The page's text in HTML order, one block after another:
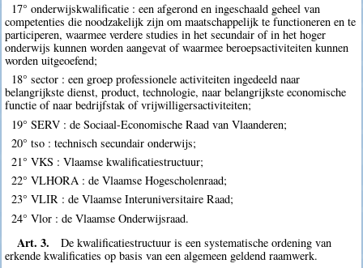
17° onderwijskwalificatie : een afgerond en ingeschaald geheel van
competenties die noodzakelijk zijn om maatschappelijk te functioneren en te
participeren, waarmee verdere studies in het secundair of in het hoger
onderwijs kunnen worden aangevat of waarmee beroepsactiviteiten kunnen
worden uitgeoefend;
18° sector : een groep professionele activiteiten ingedeeld naar
belangrijkste dienst, product, technologie, naar belangrijkste economische
functie of naar bedrijfstak of vrijwilligersactiviteiten;
19° SERV : de Sociaal-Economische Raad van Vlaanderen;
20° tso : technisch secundair onderwijs;
21° VKS : Vlaamse kwalificatiestructuur;
22° VLHORA : de Vlaamse Hogescholenraad;
23° VLIR : de Vlaamse Interuniversitaire Raad;
24° Vlor : de Vlaamse Onderwijsraad.
Art. 3.
De kwalificatiestructuur is een systematische ordening van
erkende kwalificaties op basis van een algemeen geldend raamwerk.